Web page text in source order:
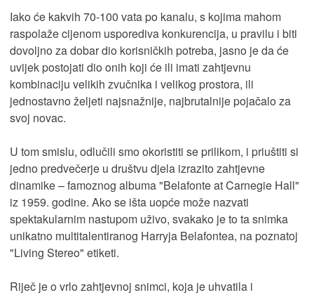
Iako će kakvih 70-100 vata po kanalu, s kojima mahom
raspolaže cijenom usporediva konkurencija, u pravilu i biti
dovoljno za dobar dio korisničkih potreba, jasno je da će
uvijek postojati dio onih koji će ili imati zahtjevnu
kombinaciju velikih zvučnika i velikog prostora, ili
jednostavno željeti najsnažnije, najbrutalnije pojačalo za
svoj novac.
U tom smislu, odlučili smo okoristiti se prilikom, i priuštiti si
jedno predvečerje u društvu djela izrazito zahtjevne
dinamike – famoznog albuma "Belafonte at Carnegie Hall"
iz 1959. godine. Ako se išta uopće može nazvati
spektakularnim nastupom uživo, svakako je to ta snimka
unikatno multitalentiranog Harryja Belafontea, na poznatoj
"Living Stereo" etiketi.
Riječ je o vrlo zahtjevnoj snimci, koja je uhvatila i